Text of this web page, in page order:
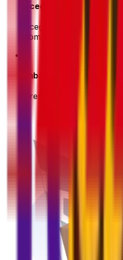
Scegli e paga
Scegli la tua opzione di
completa il pagamento in
Imballa e prepara
Prepara il tuo pacco